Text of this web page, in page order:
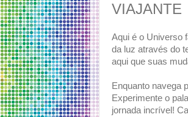
VIAJANTE
Aqui é o Universo
da luz através do
aqui que suas
Enquanto navega
Experimente o
jornada incrível!